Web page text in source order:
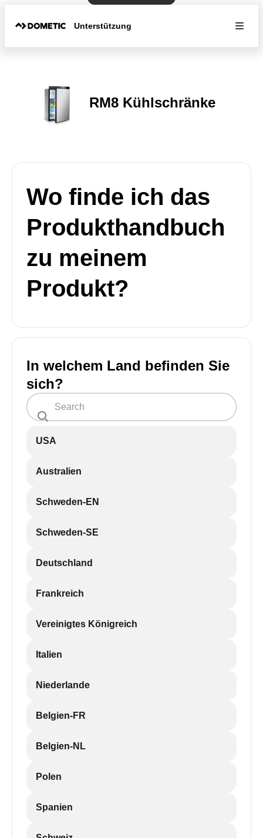
Unterstützung
RM8 Kühlschränke
Wo finde ich das
Produkthandbuch
zu meinem
Produkt?
In welchem Land befinden Sie
sich?
USA
Australien
Schweden-EN
Schweden-SE
Deutschland
Frankreich
Vereinigtes Königreich
Italien
Niederlande
Belgien-FR
Belgien-NL
Polen
Spanien